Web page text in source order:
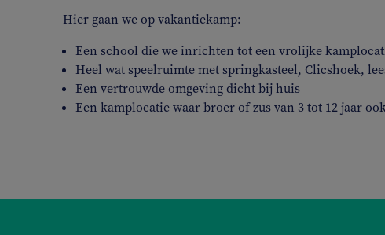
Hier gaan we op vakantiekamp:
Een school die we inrichten tot een vrolijke
Heel wat speelruimte met springkasteel, Clicshoek,
Een vertrouwde omgeving dicht bij huis
Een kamplocatie waar broer of zus van 3 tot 12 jaar